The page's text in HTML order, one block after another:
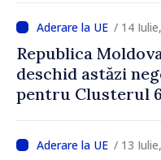
/ 14
Republica
deschid astăzi
pentru Clusterul
/ 13